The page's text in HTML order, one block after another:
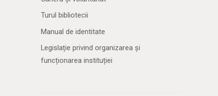
Turul bibliotecii
Manual de identitate
Legislație privind organizarea și
funcționarea instituției